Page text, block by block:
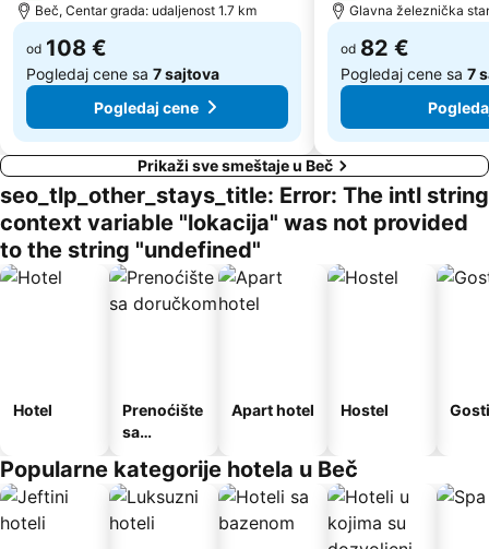
Opera
Železnička stanica Beč Meidling
Pfarre Maria Geburt am Rennweg
Beč, Centar grada: udaljenost 1.7 km
od 108 €
Pogledaj cene sa 7 sajtova
Pogledaj cene
Glavna železnička
od 82 €
Pogledaj cene sa 7
Prikaži sve smeštaje u Beč
seo_tlp_other_stays_title: Error: The intl string
context variable "lokacija" was not provided
to the string "undefined"
Hotel
Prenoćište
sa
Apart hotel Hostel
Popularne kategorije hotela u Beč